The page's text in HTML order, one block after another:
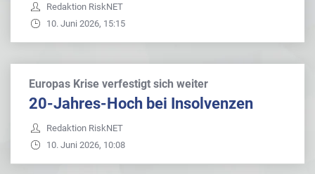
Redaktion RiskNET
10. Juni 2026, 15:15
Europas Krise verfestigt sich weiter
20-Jahres-Hoch bei Insolvenzen
Redaktion RiskNET
10. Juni 2026, 10:08